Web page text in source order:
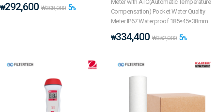
₩292,600 ₩308,000 5%
Meter with ATC(Automatic Temperature
Compensation) Pocket Water Quality
Meter IP67 Waterproof 185×45×38mm
₩334,400 ₩352,000 5%